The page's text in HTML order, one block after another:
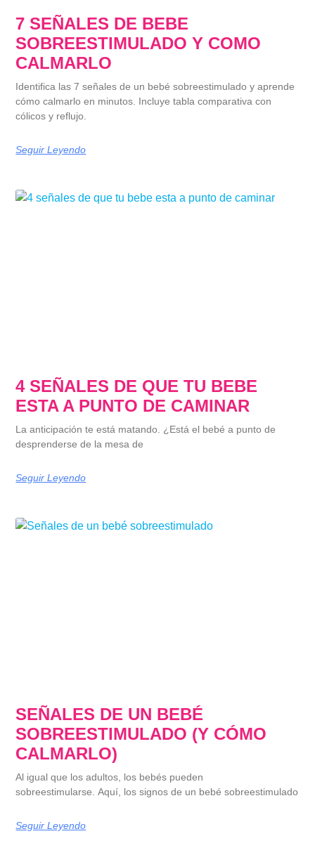
7 SEÑALES DE BEBE
SOBREESTIMULADO Y COMO
CALMARLO
Identifica las 7 señales de un bebé sobreestimulado y aprende
cómo calmarlo en minutos. Incluye tabla comparativa con
cólicos y reflujo.
Seguir Leyendo
4 SEÑALES DE QUE TU BEBE
ESTA A PUNTO DE CAMINAR
La anticipación te está matando. ¿Está el bebé a punto de
desprenderse de la mesa de
Seguir Leyendo
SEÑALES DE UN BEBÉ
SOBREESTIMULADO (Y CÓMO
CALMARLO)
Al igual que los adultos, los bebés pueden
sobreestimularse. Aquí, los signos de un bebé sobreestimulado
Seguir Leyendo